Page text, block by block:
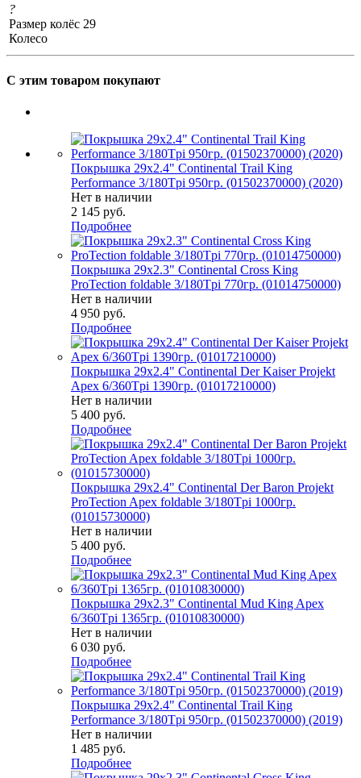
?
Размер колёс
Колесо
29
С этим товаром покупают
Покрышка 29x2.4" Continental Trail King
Performance 3/180Tpi 950гр. (01502370000) (2020)
Нет в наличии
2 145 руб.
Подробнее
Покрышка 29x2.3" Continental Cross King
ProTection foldable 3/180Tpi 770гр. (01014750000)
Нет в наличии
4 950 руб.
Подробнее
Покрышка 29x2.4" Continental Der Kaiser Projekt
Apex 6/360Tpi 1390гр. (01017210000)
Нет в наличии
5 400 руб.
Подробнее
Покрышка 29x2.4" Continental Der Baron Projekt
ProTection Apex foldable 3/180Tpi 1000гр.
(01015730000)
Нет в наличии
5 400 руб.
Подробнее
Покрышка 29x2.3" Continental Mud King Apex
6/360Tpi 1365гр. (01010830000)
Нет в наличии
6 030 руб.
Подробнее
Покрышка 29x2.4" Continental Trail King
Performance 3/180Tpi 950гр. (01502370000) (2019)
Нет в наличии
1 485 руб.
Подробнее